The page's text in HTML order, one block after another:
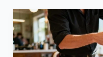
Ze
en
Tips